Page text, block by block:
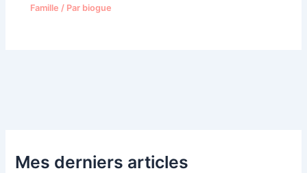
Famille / Par biogue
Mes derniers articles